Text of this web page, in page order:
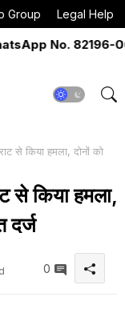
Group Legal Help
No. 82196-
से किया हमला, दोनों को
से किया हमला,
दर्ज
0